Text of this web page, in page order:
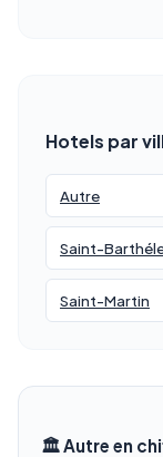
Hotels par
Autre
Saint-
Saint-Martin
🏛️ Autre en